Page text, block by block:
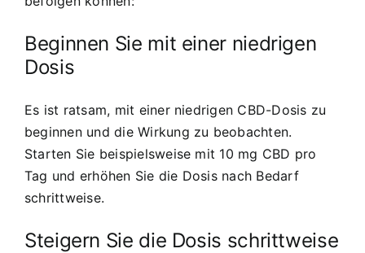
Beginnen Sie mit einer niedrigen
Dosis
Es ist ratsam, mit einer niedrigen CBD-Dosis zu
beginnen und die Wirkung zu beobachten.
Starten Sie beispielsweise mit 10 mg CBD pro
Tag und erhöhen Sie die Dosis nach Bedarf
schrittweise.
Steigern Sie die Dosis schrittweise